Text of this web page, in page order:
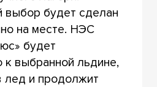
выбор будет сделан
на месте. НЭС
будет
к выбранной льдине,
лед и продолжит